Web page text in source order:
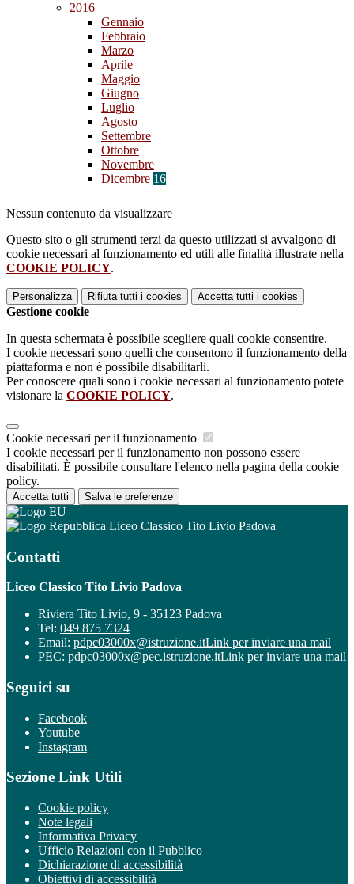
2016
Gennaio
Febbraio
Marzo
Aprile
Maggio
Giugno
Luglio
Agosto
Settembre
Ottobre
Novembre
Dicembre 16
Nessun contenuto da visualizzare
Questo sito o gli strumenti terzi da questo utilizzati si avvalgono di
cookie necessari al funzionamento ed utili alle finalità illustrate nella
COOKIE POLICY.
Personalizza Rifiuta tutti i cookies Accetta tutti i cookies
Gestione cookie
In questa schermata è possibile scegliere quali cookie consentire.
I cookie necessari sono quelli che consentono il funzionamento della
piattaforma e non è possibile disabilitarli.
Per conoscere quali sono i cookie necessari al funzionamento potete
visionare la COOKIE POLICY.
Cookie necessari per il funzionamento
I cookie necessari per il funzionamento non possono essere
disabilitati. È possibile consultare l'elenco nella pagina della cookie
policy.
Accetta tutti Salva le preferenze
Liceo Classico Tito Livio Padova
Contatti
Liceo Classico Tito Livio Padova
Riviera Tito Livio, 9 - 35123 Padova
Tel: 049 875 7324
Email: pdpc03000x@istruzione.itLink per inviare una mail
PEC: pdpc03000x@pec.istruzione.itLink per inviare una mail
Seguici su
Facebook
Youtube
Instagram
Sezione Link Utili
Cookie policy
Note legali
Informativa Privacy
Ufficio Relazioni con il Pubblico
Dichiarazione di accessibilità
Obiettivi di accessibilità